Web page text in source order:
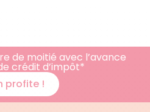
de moitié avec l’avance
crédit d’impôt*
profite !